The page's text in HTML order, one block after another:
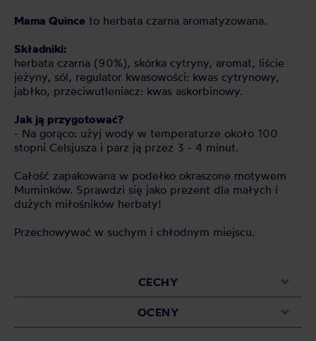
Mama Quince to herbata czarna aromatyzowana.
Składniki:
herbata czarna (90%), skórka cytryny, aromat, liście
jeżyny, sól, regulator kwasowości: kwas cytrynowy,
jabłko, przeciwutleniacz: kwas askorbinowy.
Jak ją przygotować?
- Na gorąco: użyj wody w temperaturze około 100
stopni Celsjusza i parz ją przez 3 - 4 minut.
Całość zapakowana w podełko okraszone motywem
Muminków. Sprawdzi się jako prezent dla małych i
dużych miłośników herbaty!
Przechowywać w suchym i chłodnym miejscu.
CECHY
OCENY